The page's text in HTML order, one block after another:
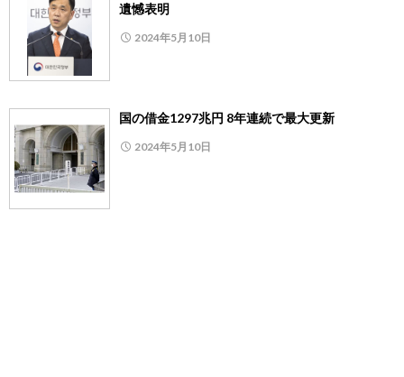
遺憾表明
2024年5月10日
国の借金1297兆円 8年連続で最大更新
2024年5月10日